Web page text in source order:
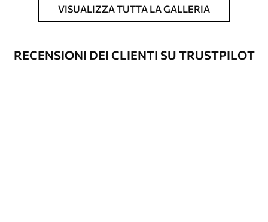
Pulizia
La carta da parati può essere pulita
Le carte da parati con finitura a vernice
possono essere pulite con acqua.
VISUALIZZA TUTTA LA GALLERIA
RECENSIONI DEI CLIENTI SU TRUSTPILOT